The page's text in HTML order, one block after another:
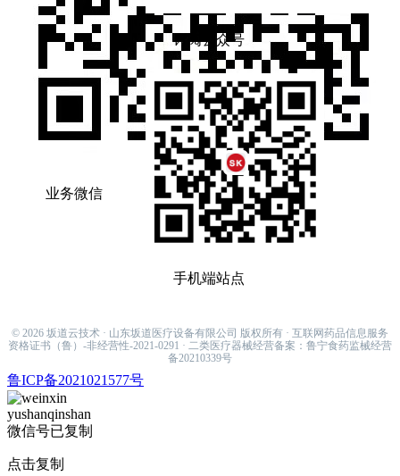
业务微信
订阅公众号
手机端站点
© 2026 坂道云技术 · 山东坂道医疗设备有限公司 版权所有 · 互联网药品信息服务
资格证书（鲁）-非经营性-2021-0291 · 二类医疗器械经营备案：鲁宁食药监械经营
备20210339号
鲁ICP备2021021577号
yushanqinshan
微信号已复制
点击复制